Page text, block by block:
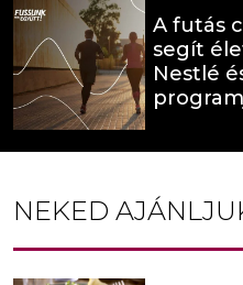
A futás
segít
Nestlé
NEKED